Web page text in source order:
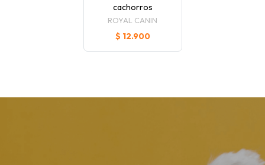
cachorros
ROYAL CANIN
$ 12.900